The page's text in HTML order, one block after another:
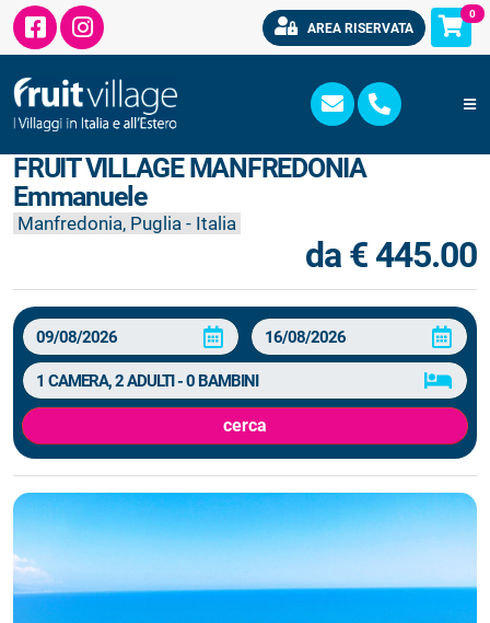
AREA RISERVATA
0
FRUIT VILLAGE MANFREDONIA
Emmanuele
Manfredonia, Puglia - Italia
da € 445.00
cerca